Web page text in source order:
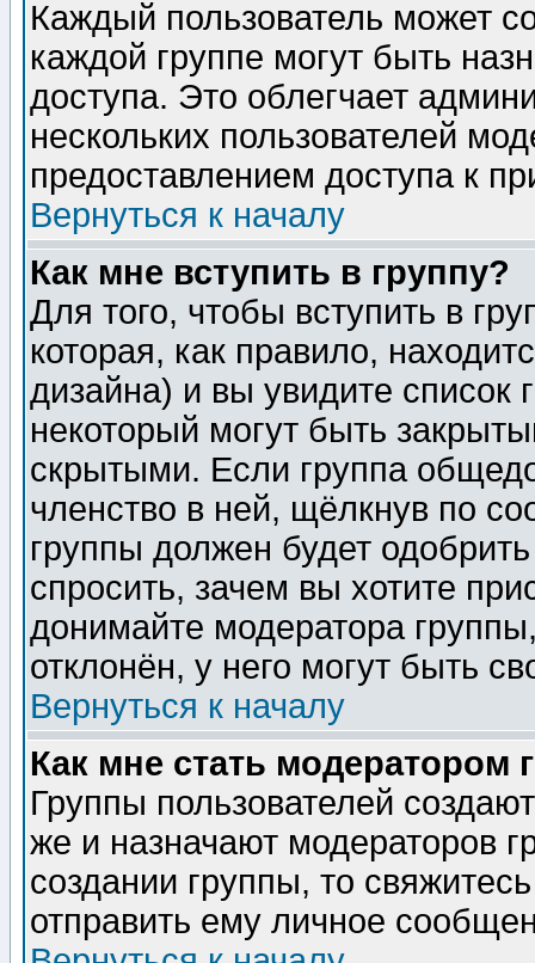
Каждый пользователь может
каждой группе могут быть
доступа. Это облегчает
нескольких пользователей
предоставлением доступа к
Вернуться к началу
Как мне вступить в группу?
Для того, чтобы вступить в
которая, как правило,
дизайна) и вы увидите список
некоторый могут быть
скрытыми. Если группа
членство в ней, щёлкнув по
группы должен будет
спросить, зачем вы хотите
донимайте модератора
отклонён, у него могут быть
Вернуться к началу
Как мне стать модератором
Группы пользователей
же и назначают модераторов
создании группы, то
отправить ему личное